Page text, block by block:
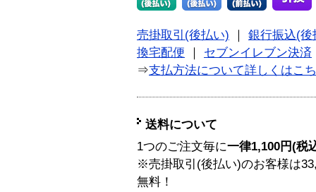
売掛取引(後払い)
銀行振込(後
換宅配便
セブンイレブン決済
⇒支払方法について詳しくはこ
送料について
1つのご注文毎に一律1,100円(税
※売掛取引(後払い)のお客様は
無料！